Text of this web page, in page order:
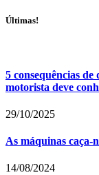
Últimas!
5 consequências
motorista deve
29/10/2025
As máquinas caça-
14/08/2024